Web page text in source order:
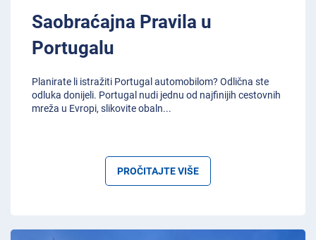
Saobraćajna Pravila u
Portugalu
Planirate li istražiti Portugal automobilom? Odlična ste
odluka donijeli. Portugal nudi jednu od najfinijih cestovnih
mreža u Evropi, slikovite obaln...
PROČITAJTE VIŠE